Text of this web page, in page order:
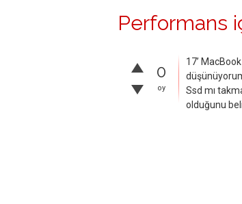
Performans
0
oy
17’
Ssd mı
olduğunu